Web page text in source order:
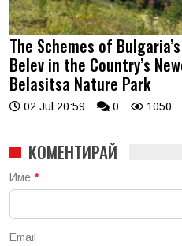
The Schemes of
Belev in the Country’s
Belasitsa Nature Park
02 Jul 20:59 0 1050
КОМЕНТИРАЙ
Име *
Email